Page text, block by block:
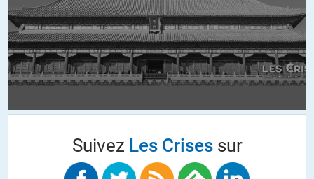
Suivez Les Crisessur